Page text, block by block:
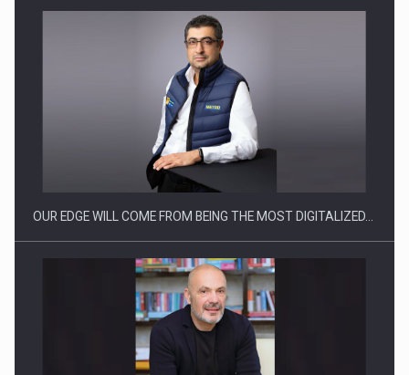
CEO Conference - Shaping The Future - Technology and…
OUR EDGE WILL COME FROM BEING THE MOST DIGITALIZED…